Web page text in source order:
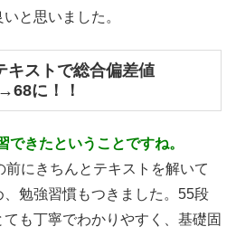
と思いました。
キストで総合偏差値
に！！
きたということですね。
にきちんとテキストを解いて
勉強習慣もつきました。55段
も丁寧でわかりやすく、基礎固